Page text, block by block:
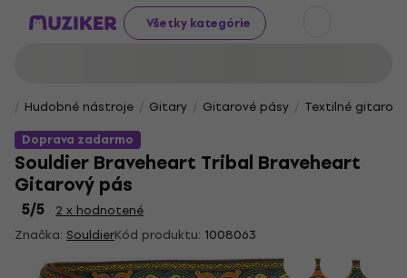
Všetky kategórie
Hudobné nástroje Gitary Gitarové pásy
Textilné
Doprava zadarmo
Souldier Braveheart Tribal Braveheart
Gitarový pás
5/5
2 x hodnotené
Značka: SouldierKód produktu: 1008063